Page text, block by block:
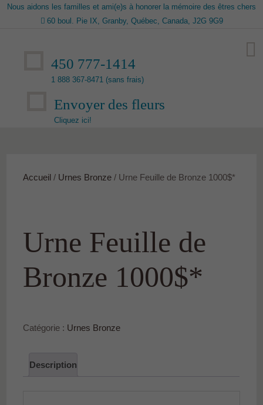
Nous aidons les familles et ami(e)s à honorer la mémoire des êtres chers
60 boul. Pie IX, Granby, Québec, Canada, J2G 9G9
450 777-1414
1 888 367-8471 (sans frais)
Envoyer des fleurs
Cliquez ici!
Accueil / Urnes Bronze / Urne Feuille de Bronze 1000$*
Urne Feuille de
Bronze 1000$*
Catégorie : Urnes Bronze
Description